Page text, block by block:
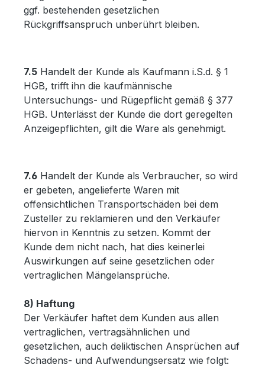
ggf. bestehenden gesetzlichen
Rückgriffsanspruch unberührt bleiben.
7.5 Handelt der Kunde als Kaufmann i.S.d. § 1
HGB, trifft ihn die kaufmännische
Untersuchungs- und Rügepflicht gemäß § 377
HGB. Unterlässt der Kunde die dort geregelten
Anzeigepflichten, gilt die Ware als genehmigt.
7.6 Handelt der Kunde als Verbraucher, so wird
er gebeten, angelieferte Waren mit
offensichtlichen Transportschäden bei dem
Zusteller zu reklamieren und den Verkäufer
hiervon in Kenntnis zu setzen. Kommt der
Kunde dem nicht nach, hat dies keinerlei
Auswirkungen auf seine gesetzlichen oder
vertraglichen Mängelansprüche.
8) Haftung
Der Verkäufer haftet dem Kunden aus allen
vertraglichen, vertragsähnlichen und
gesetzlichen, auch deliktischen Ansprüchen auf
Schadens- und Aufwendungsersatz wie folgt: